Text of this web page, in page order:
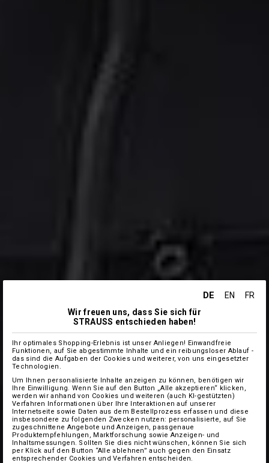
DE EN
FR
Wir freuen uns, dass Sie sich für
STRAUSS entschieden haben!
Ihr optimales Shopping-Erlebnis ist unser Anliegen! Einwandfreie
Funktionen, auf Sie abgestimmte Inhalte und ein reibungsloser Ablauf -
das sind die Aufgaben der Cookies und weiterer, von uns eingesetzter
Technologien.
Um Ihnen personalisierte Inhalte anzeigen zu können, benötigen wir
Ihre Einwilligung. Wenn Sie auf den Button „Alle akzeptieren“ klicken,
werden wir anhand von Cookies und weiteren (auch KI-gestützten)
Verfahren Informationen über Ihre Interaktionen auf unserer
Internetseite sowie Daten aus dem Bestellprozess erfassen und diese
insbesondere zu folgenden Zwecken nutzen: personalisierte, auf Sie
zugeschnittene Angebote und Anzeigen, passgenaue
Produktempfehlungen, Marktforschung sowie Anzeigen- und
Inhaltsmessungen. Sollten Sie dies nicht wünschen, können Sie sich
per Klick auf den Button “Alle ablehnen” auch gegen den Einsatz
entsprechender Cookies und Verfahren entscheiden.